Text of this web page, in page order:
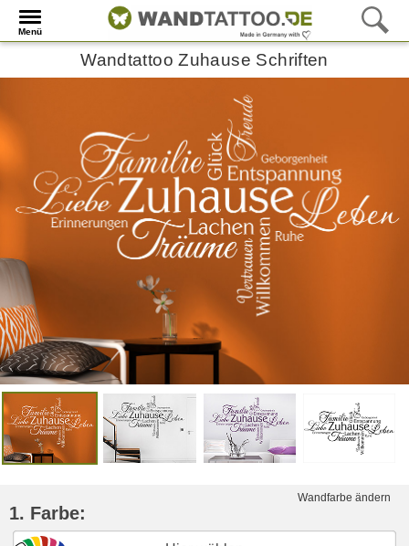
Menü
Wandtattoo Zuhause Schriften
Wandfarbe ändern
1. Farbe: